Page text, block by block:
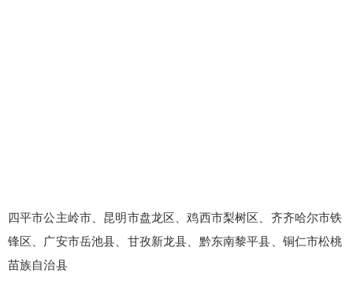
四平市公主岭市、昆明市盘龙区、鸡西市梨树区、齐齐哈尔市铁
锋区、广安市岳池县、甘孜新龙县、黔东南黎平县、铜仁市松桃
苗族自治县